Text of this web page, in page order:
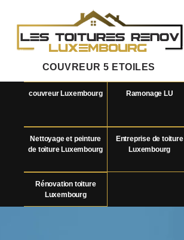
COUVREUR 5 ETOILES
couvreur Luxembourg Ramonage LU
Nettoyage et peinture
de toiture Luxembourg
Entreprise de toiture
Luxembourg
Rénovation toiture
Luxembourg